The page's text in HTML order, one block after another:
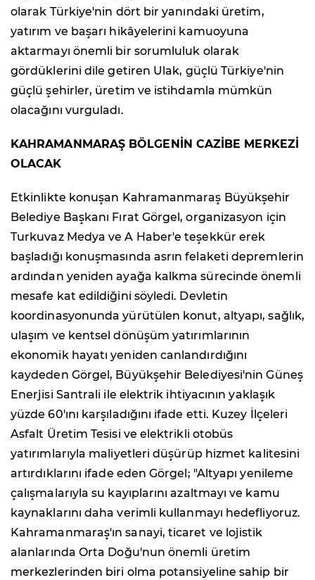
olarak Türkiye'nin dört bir yanındaki üretim,
yatırım ve başarı hikâyelerini kamuoyuna
aktarmayı önemli bir sorumluluk olarak
gördüklerini dile getiren Ulak, güçlü Türkiye'nin
güçlü şehirler, üretim ve istihdamla mümkün
olacağını vurguladı.
KAHRAMANMARAŞ BÖLGENİN CAZİBE MERKEZİ
OLACAK
Etkinlikte konuşan Kahramanmaraş Büyükşehir
Belediye Başkanı Fırat Görgel, organizasyon için
Turkuvaz Medya ve A Haber'e teşekkür erek
başladığı konuşmasında asrın felaketi depremlerin
ardından yeniden ayağa kalkma sürecinde önemli
mesafe kat edildiğini söyledi. Devletin
koordinasyonunda yürütülen konut, altyapı, sağlık,
ulaşım ve kentsel dönüşüm yatırımlarının
ekonomik hayatı yeniden canlandırdığını
kaydeden Görgel, Büyükşehir Belediyesi'nin Güneş
Enerjisi Santrali ile elektrik ihtiyacının yaklaşık
yüzde 60'ını karşıladığını ifade etti. Kuzey İlçeleri
Asfalt Üretim Tesisi ve elektrikli otobüs
yatırımlarıyla maliyetleri düşürüp hizmet kalitesini
artırdıklarını ifade eden Görgel; "Altyapı yenileme
çalışmalarıyla su kayıplarını azaltmayı ve kamu
kaynaklarını daha verimli kullanmayı hedefliyoruz.
Kahramanmaraş'ın sanayi, ticaret ve lojistik
alanlarında Orta Doğu'nun önemli üretim
merkezlerinden biri olma potansiyeline sahip bir